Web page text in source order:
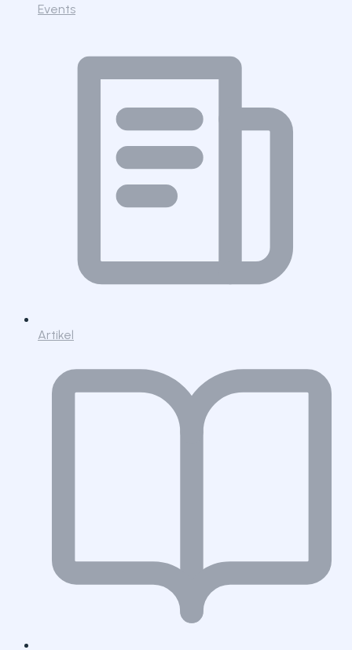
Events
Artikel